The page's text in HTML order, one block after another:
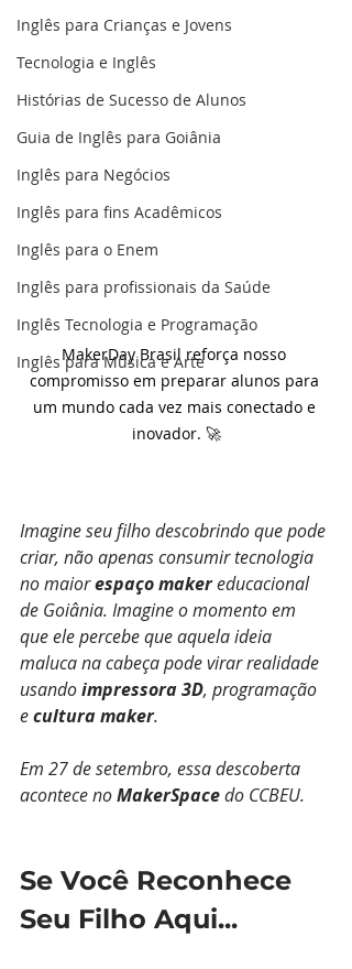
Inglês para Crianças e Jovens
Tecnologia e Inglês
Histórias de Sucesso de Alunos
Guia de Inglês para Goiânia
Inglês para Negócios
Inglês para fins Acadêmicos
Inglês para o Enem
Inglês para profissionais da Saúde
Inglês Tecnologia e Programação
Inglês para Música e Arte
MakerDay Brasil reforça nosso
compromisso em preparar alunos para
um mundo cada vez mais conectado e
inovador. 🚀
Imagine seu filho descobrindo que pode
criar, não apenas consumir tecnologia
no maior espaço maker educacional
de Goiânia. Imagine o momento em
que ele percebe que aquela ideia
maluca na cabeça pode virar realidade
usando impressora 3D, programação
e cultura maker.
Em 27 de setembro, essa descoberta
acontece no MakerSpace do CCBEU.
Se Você Reconhece
Seu Filho Aqui...